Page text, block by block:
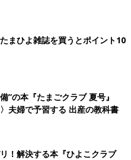
向けて何枚も欲しくなります
レギンス
まひよ雑誌を買うとポイント10
”の本『たまごクラブ 夏号』
夫婦で予習する 出産の教科書
！解決する本『ひよこクラブ